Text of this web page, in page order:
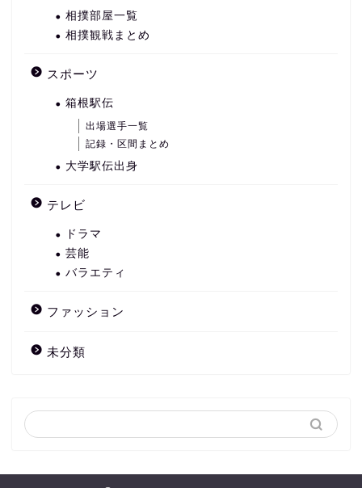
相撲部屋一覧
相撲観戦まとめ
スポーツ
箱根駅伝
出場選手一覧
記録・区間まとめ
大学駅伝出身
テレビ
ドラマ
芸能
バラエティ
ファッション
未分類